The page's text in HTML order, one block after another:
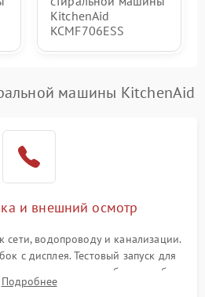
KitchenAid
KCMF706ESS
машины KitchenAid
и внешний осмотр
сети, водопроводу и канализации.
с дисплея. Тестовый запуск для
протечек или сбоев в работе
модуля управления.
Подробнее